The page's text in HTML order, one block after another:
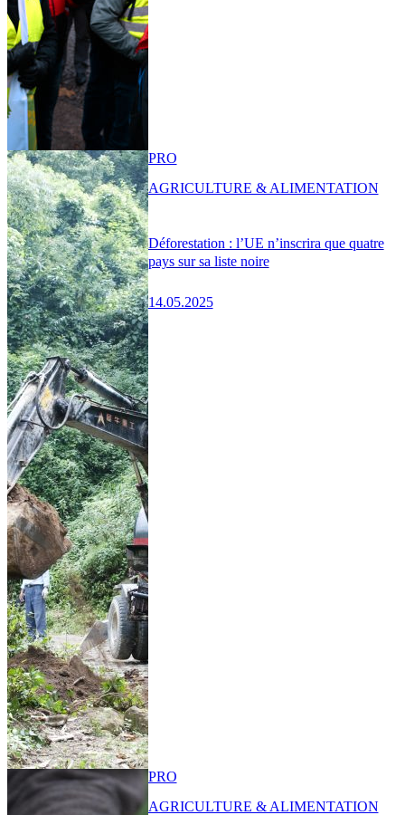
Déforestation : l’UE n’inscrira que quatre
pays sur sa liste noire
14.05.2025
PRO
AGRICULTURE & ALIMENTATION
PRO
AGRICULTURE & ALIMENTATION